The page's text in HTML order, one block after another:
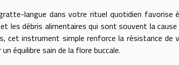
langue dans votre rituel quotidien favorise
les débris alimentaires qui sont souvent la
cet instrument simple renforce la résistance de
équilibre sain de la flore buccale.